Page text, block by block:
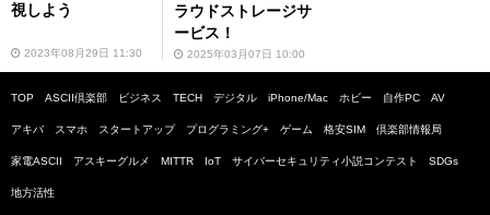
視しよう
2023年08月29日 11:30
ラウドストレージサ
ービス！
2025年03月07日 10:00
TOP ASCII倶楽部 ビジネス TECH デジタル iPhone/Mac ホビー 自作PC AV
アキバ スマホ スタートアップ プログラミング+ ゲーム 格安SIM 倶楽部情報局
家電ASCII アスキーグルメ MITTR IoT サイバーセキュリティ小説コンテスト SDGs
地方活性